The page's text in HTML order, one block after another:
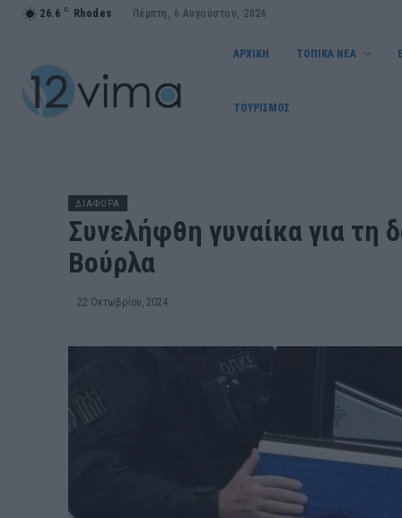
26.6 C Rhodes Πέμπτη, 6 Αυγούστου, 2026
ΑΡΧΙΚΗ ΤΟΠΙΚΑ ΝΕΑ
ΤΟΥΡΙΣΜΟΣ
ΔΙΑΦΟΡΑ
Συνελήφθη γυναίκα για τη
Βούρλα
22 Οκτωβρίου, 2024